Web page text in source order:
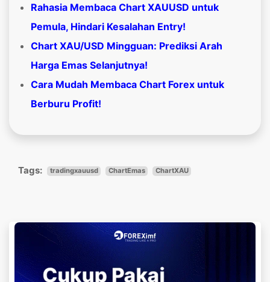
Rahasia Membaca Chart XAUUSD untuk
Pemula, Hindari Kesalahan Entry!
Chart XAU/USD Mingguan: Prediksi Arah
Harga Emas Selanjutnya!
Cara Mudah Membaca Chart Forex untuk
Berburu Profit!
Tags: tradingxauusd ChartEmas ChartXAU